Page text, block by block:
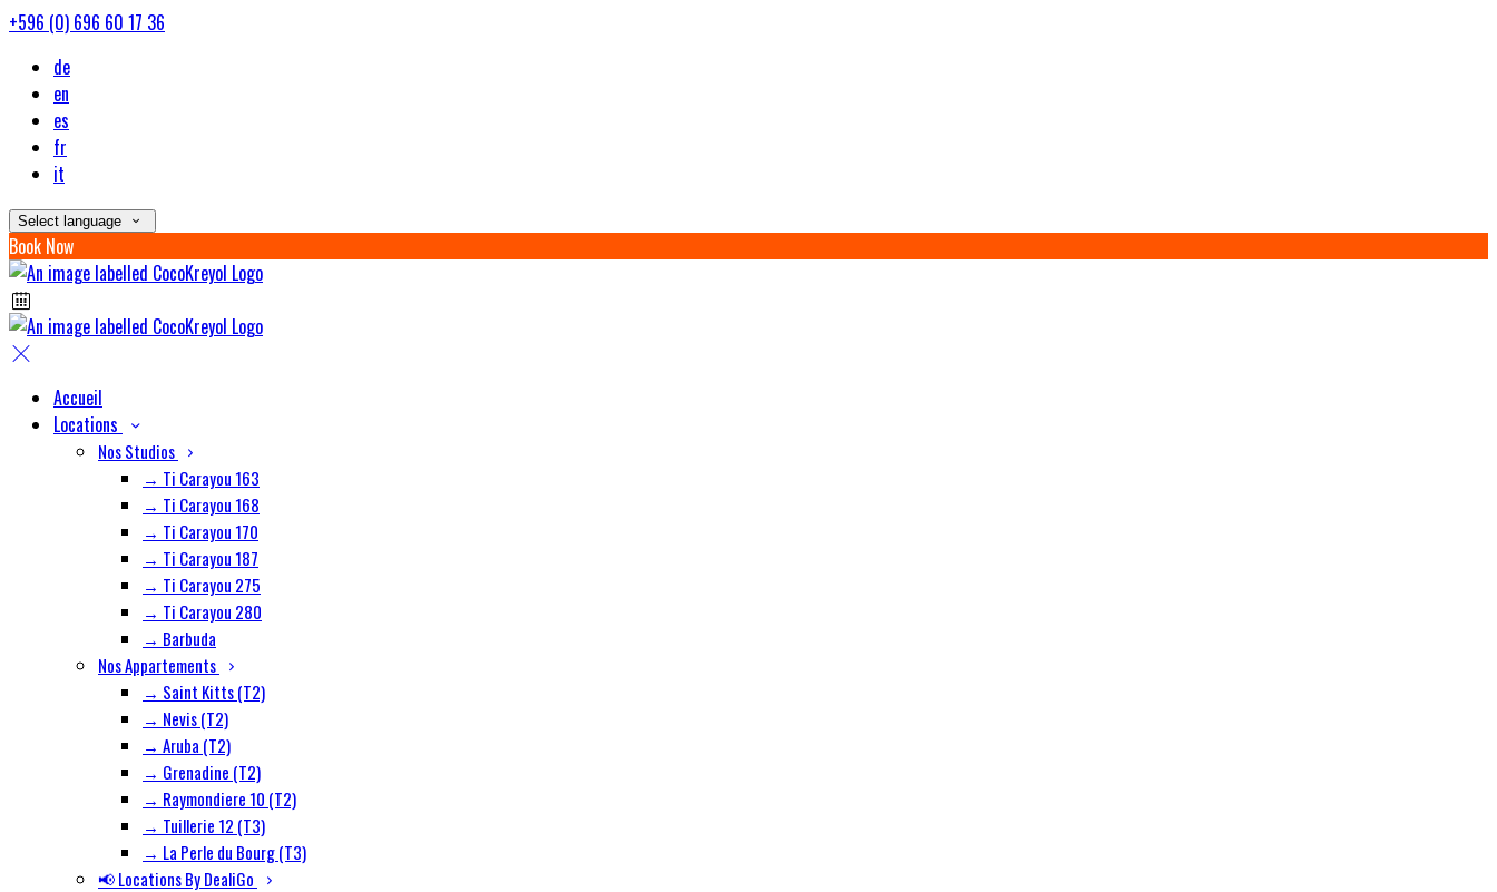
+596 (0) 696 60 17 36
de
en
es
fr
it
Select language
Book Now
Accueil
Locations
Nos Studios
→ Ti Carayou 163
→ Ti Carayou 168
→ Ti Carayou 170
→ Ti Carayou 187
→ Ti Carayou 275
→ Ti Carayou 280
→ Barbuda
Nos Appartements
→ Saint Kitts (T2)
→ Nevis (T2)
→ Aruba (T2)
→ Grenadine (T2)
→ Raymondiere 10 (T2)
→ Tuillerie 12 (T3)
→ La Perle du Bourg (T3)
📢 Locations By DealiGo